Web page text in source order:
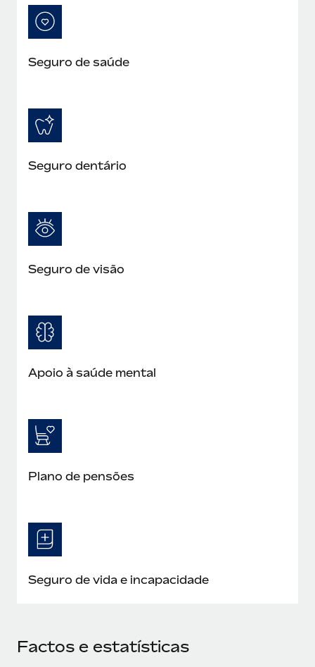
Seguro de saúde
Seguro dentário
Seguro de visão
Apoio à saúde mental
Plano de pensões
Seguro de vida e incapacidade
Factos e estatísticas